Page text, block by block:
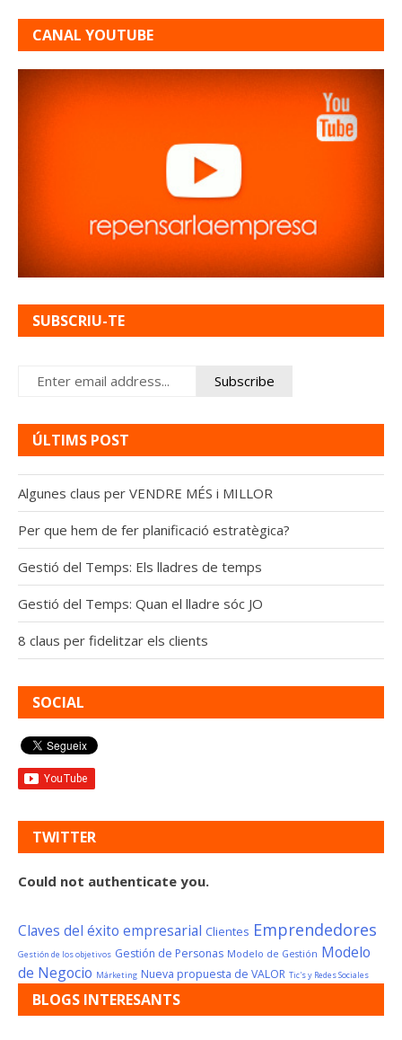
CANAL YOUTUBE
SUBSCRIU-TE
ÚLTIMS POST
Algunes claus per VENDRE MÉS i MILLOR
Per que hem de fer planificació estratègica?
Gestió del Temps: Els lladres de temps
Gestió del Temps: Quan el lladre sóc JO
8 claus per fidelitzar els clients
SOCIAL
TWITTER
Could not authenticate you.
Claves del éxito empresarial Clientes Emprendedores
Gestión de los objetivos Gestión de Personas Modelo de Gestión Modelo
de Negocio Márketing Nueva propuesta de VALOR Tic's y Redes Sociales
BLOGS INTERESANTS